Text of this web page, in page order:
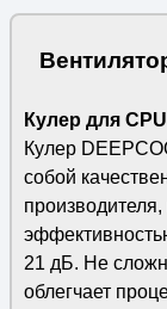
Кулер для
Кулер
собой
21 дБ. Не
облегчает